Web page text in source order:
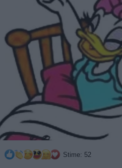
Stime: 52